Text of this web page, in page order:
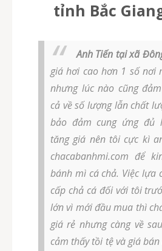
tỉnh Bắc
Anh Tiến tại xã
giá hơi cao hơn 1 số nơi
nhưng lúc nào cũng
cả về số lượng lẫn chất
bảo đảm cung ứng đủ
tăng giá nên tôi cực kì
chacabanhmi.com để
bánh mì cá chả. Việc lựa
cấp chả cá đối với tôi
lớn vì mới đầu mua thì
giá rẻ nhưng càng về
cảm thấy tồi tệ và giá